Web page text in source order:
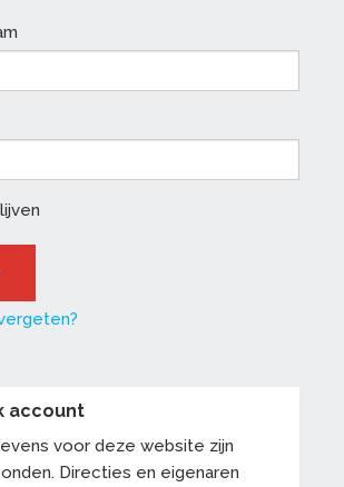
account
voor deze website zijn
Directies en eigenaren